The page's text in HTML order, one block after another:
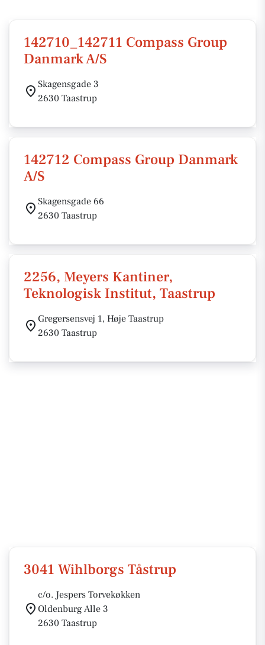
142710_142711 Compass Group
Danmark A/S
Skagensgade 3
2630 Taastrup
142712 Compass Group Danmark
A/S
Skagensgade 66
2630 Taastrup
2256, Meyers Kantiner,
Teknologisk Institut, Taastrup
Gregersensvej 1, Høje Taastrup
2630 Taastrup
3041 Wihlborgs Tåstrup
c/o. Jespers Torvekøkken
Oldenburg Alle 3
2630 Taastrup